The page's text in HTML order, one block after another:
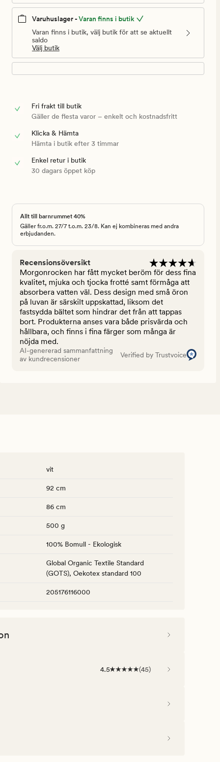
Varuhuslager -Varan finns i butik
Varan finns i butik, välj butik för att se aktuellt
saldo
Välj butik
Fri frakt till butik
Gäller de flesta varor – enkelt och kostnadsfritt
Klicka & Hämta
Hämta i butik efter 3 timmar
Enkel retur i butik
30 dagars öppet köp
Allt till barnrummet 40%
Gäller fr.o.m. 27/7 t.o.m. 23/8. Kan ej kombineras med andra
erbjudanden.
Recensionsöversikt
Morgonrocken har fått mycket beröm för dess fina
kvalitet, mjuka och tjocka frotté samt förmåga att
absorbera vatten väl. Dess design med små öron
på luvan är särskilt uppskattad, liksom det
fastsydda bältet som hindrar det från att tappas
bort. Produkterna anses vara både prisvärda och
hållbara, och finns i fina färger som många är
nöjda med.
AI-genererad sammanfattning
av kundrecensioner
Verified by Trustvoice
vit
92 cm
86 cm
500 g
100% Bomull - Ekologisk
Global Organic Textile Standard
(GOTS), Oekotex standard 100
205176116000
4.5 (45)